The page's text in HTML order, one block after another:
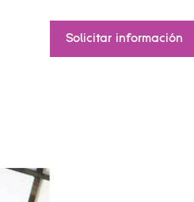
Solicitar información